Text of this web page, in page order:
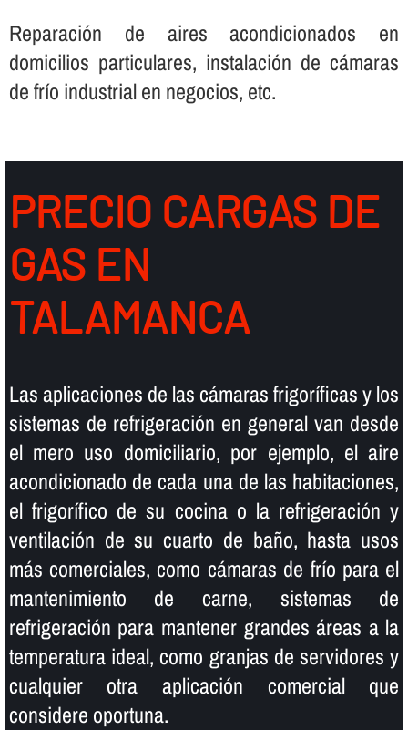
Reparación de aires acondicionados en
domicilios particulares, instalación de cámaras
de frí­o industrial en negocios, etc.
PRECIO CARGAS DE
GAS EN
TALAMANCA
Las aplicaciones de las cámaras frigorí­ficas y los
sistemas de refrigeración en general van desde
el mero uso domiciliario, por ejemplo, el aire
acondicionado de cada una de las habitaciones,
el frigorí­fico de su cocina o la refrigeración y
ventilación de su cuarto de baño, hasta usos
más comerciales, como cámaras de frí­o para el
mantenimiento de carne, sistemas de
refrigeración para mantener grandes áreas a la
temperatura ideal, como granjas de servidores y
cualquier otra aplicación comercial que
considere oportuna.